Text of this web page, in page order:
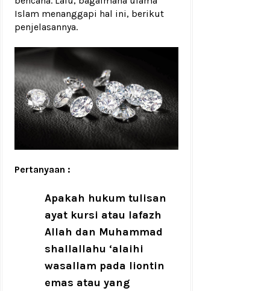
Islam menanggapi hal ini, berikut
penjelasannya.
Pertanyaan :
Apakah hukum tulisan
ayat kursi atau lafazh
Allah dan Muhammad
shallallahu ‘alaihi
wasallam pada liontin
emas atau yang